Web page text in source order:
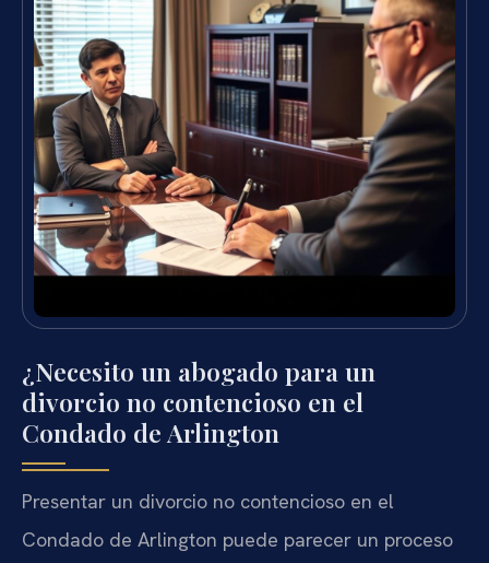
¿Necesito un abogado para un
divorcio no contencioso en el
Condado de Arlington
Presentar un divorcio no contencioso en el
Condado de Arlington puede parecer un proceso